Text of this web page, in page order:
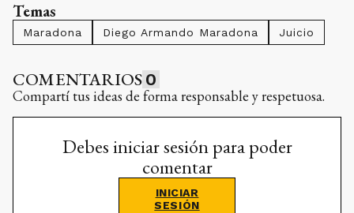
Temas
Maradona Diego Armando Maradona Juicio
COMENTARIOS 0
Compartí tus ideas de forma responsable y respetuosa.
Debes iniciar sesión para poder
comentar
INICIAR
SESIÓN